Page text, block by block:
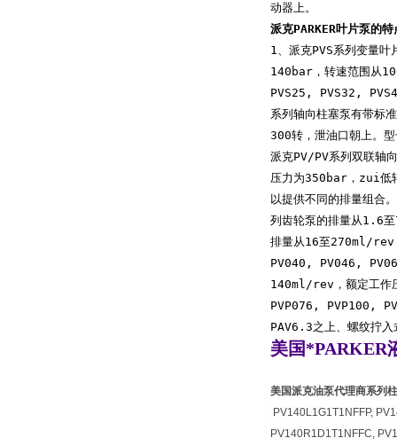
动器上。
派克PARKER叶片泵的特
1、派克PVS系列变量
140bar，转速范围从
PVS25, PVS32,
系列轴向柱塞泵有带标
300转，泄油口朝上。
派克PV/PV系列双联轴
压力为350bar，zui低
以提供不同的排量组合
列齿轮泵的排量从1.6
排量从16至270ml/rev
PV040, PV046,
140ml/rev，额定工作
PVP076, PVP100,
PAV6.3之上、螺纹拧
美国*PARKER
美国派克油泵代理商系列
PV140L1G1T1NFFP,
PV140R1D1T1NFFC,